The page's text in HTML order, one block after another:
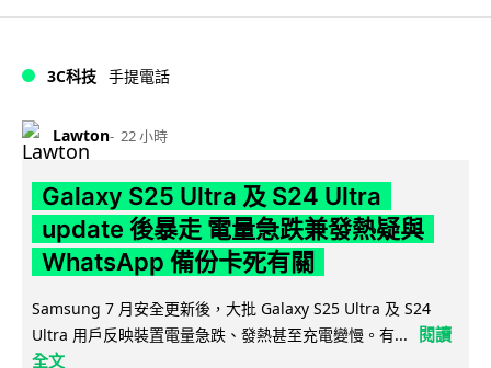
3C科技 手提電話
Lawton 22 小時
Galaxy S25 Ultra 及 S24 Ultra
update 後暴走 電量急跌兼發熱疑與
WhatsApp 備份卡死有關
Samsung 7 月安全更新後，大批 Galaxy S25 Ultra 及 S24
Ultra 用戶反映裝置電量急跌、發熱甚至充電變慢。有...
閱讀
全文